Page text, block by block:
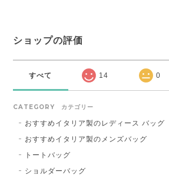
ショップの評価
すべて 14 0
CATEGORY カテゴリー
おすすめイタリア製のレディース バッグ
おすすめイタリア製のメンズバッグ
トートバッグ
ショルダーバッグ